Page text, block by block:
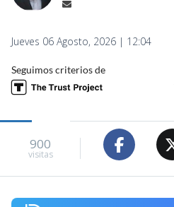
Jueves 06 Agosto, 2026 | 12:04
Seguimos criterios de
900
visitas